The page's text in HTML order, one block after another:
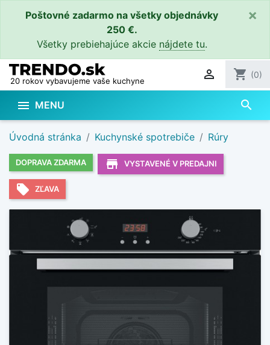
Poštovné zadarmo na všetky objednávky
250 €.
Všetky prebiehajúce akcie nájdete tu.
×
20 rokov vybavujeme vaše kuchyne  shopping_cart (0)
 MENU search
Úvodná stránka Kuchynské spotrebiče Rúry
DOPRAVA ZDARMA store_mall_directory VYSTAVENÉ V PREDAJNI
local_offer ZĽAVA